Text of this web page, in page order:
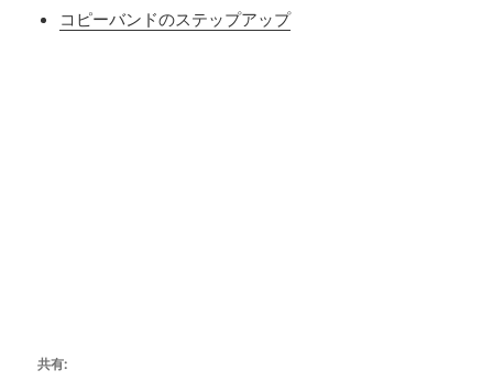
コピーバンドのステップアップ
共有: